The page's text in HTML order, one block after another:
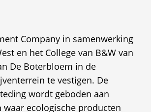
Company in samenwerking
en het College van B&W van
De Boterbloem in de
te vestigen. De
wordt geboden aan
ecologische producten